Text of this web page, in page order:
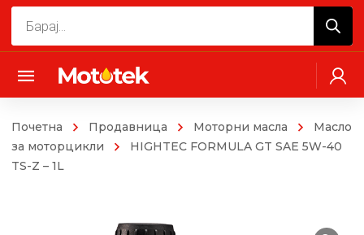
Почетна Продавница Моторни масла
Масло
за моторцикли
HIGHTEC FORMULA GT SAE 5W-40
TS-Z – 1L